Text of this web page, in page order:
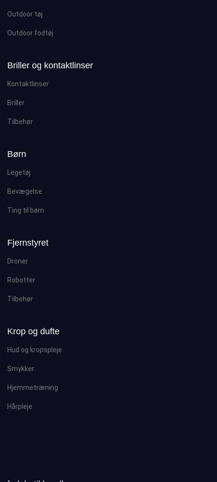
Outdoor tøj
Outdoor fodtøj
Briller og kontaktlinser
Kontaktlinser
Briller
Tilbehør
Børn
Legetøj
Bevægelse
Ting til børn
Fjernstyret
Droner
Robotter
Tilbehør
Krop og dufte
Hud og kropspleje
Smykker
Hjemmetræning
Hårpleje